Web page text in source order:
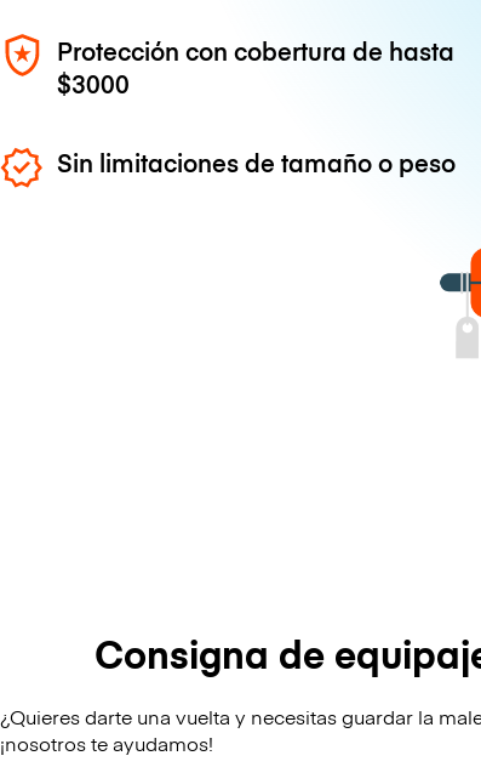
Protección con cobertura de hasta
$3000
Sin limitaciones de tamaño o peso
Consigna de
¿Quieres darte una vuelta y necesitas guardar la
¡nosotros te ayudamos!